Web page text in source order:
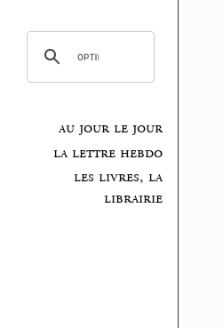
au jour le jour
la lettre hebdo
les livres, la
librairie